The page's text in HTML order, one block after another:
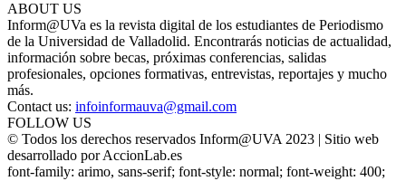
ABOUT US
Inform@UVa es la revista digital de los estudiantes de Periodismo
de la Universidad de Valladolid. Encontrarás noticias de actualidad,
información sobre becas, próximas conferencias, salidas
profesionales, opciones formativas, entrevistas, reportajes y mucho
más.
Contact us: infoinformauva@gmail.com
FOLLOW US
© Todos los derechos reservados Inform@UVA 2023 | Sitio web
desarrollado por AccionLab.es
font-family: arimo, sans-serif; font-style: normal; font-weight: 400;